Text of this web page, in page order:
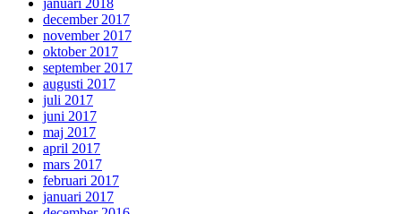
januari 2018
december 2017
november 2017
oktober 2017
september 2017
augusti 2017
juli 2017
juni 2017
maj 2017
april 2017
mars 2017
februari 2017
januari 2017